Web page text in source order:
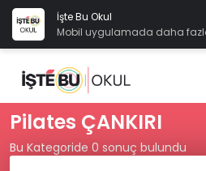
İşte Bu Okul
Mobil uygulamada daha
Pilates ÇANKIRI
Bu Kategoride 0 sonuç bulundu